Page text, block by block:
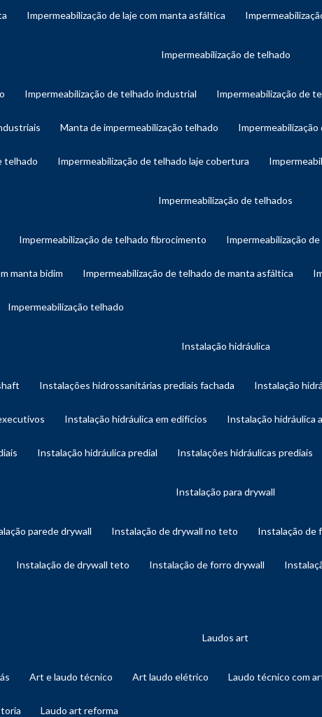
impermeabilização de laje com manta asfáltica
impermeabilização de telhado
impermeabilização de telhado industrial impermeabilização de
manta de impermeabilização telhado
telhado impermeabilização de telhado laje cobertura
impermeabilização de telhados
impermeabilização de telhado fibrocimento impermeabilização
manta bidim impermeabilização de telhado de manta asfáltica
impermeabilização telhado
instalação hidráulica
instalações hidrossanitárias prediais fachada instalação
instalação hidráulica em edifícios instalação hidráulica
instalação hidráulica predial instalações hidráulicas prediais
instalação para drywall
parede drywall instalação de drywall no teto instalação de
instalação de drywall teto instalação de forro drywall
laudos art
art e laudo técnico art laudo elétrico laudo técnico com
laudo art reforma